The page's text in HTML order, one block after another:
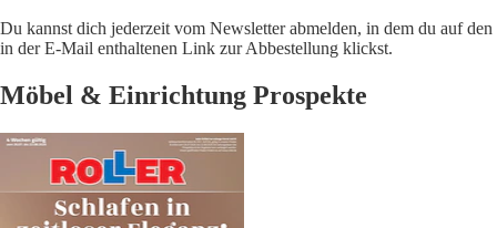
Du kannst dich jederzeit vom Newsletter abmelden, in dem du auf den
in der E-Mail enthaltenen Link zur Abbestellung klickst.
Möbel & Einrichtung Prospekte